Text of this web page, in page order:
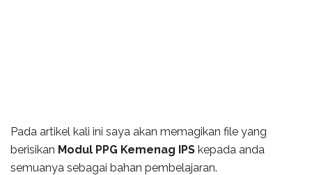
Pada artikel kali ini saya akan memagikan file yang
berisikan Modul PPG Kemenag IPS kepada anda
semuanya sebagai bahan pembelajaran.